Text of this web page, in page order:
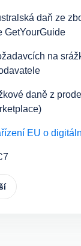
daň ze
GetYourGuide
na
daně z
EU o